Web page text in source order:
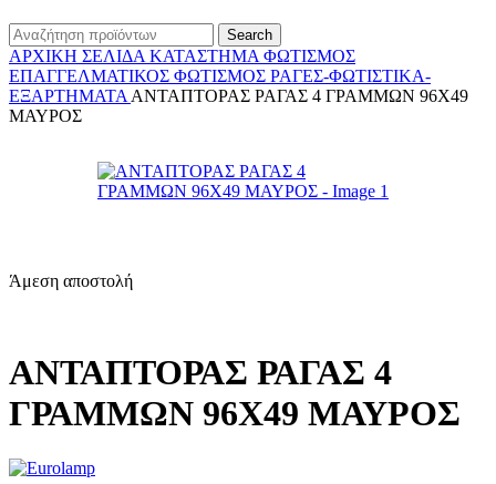
Search
ΑΡΧΙΚΉ ΣΕΛΊΔΑ ΚΑΤΆΣΤΗΜΑ ΦΩΤΙΣΜΌΣ
ΕΠΑΓΓΕΛΜΑΤΙΚΟΣ ΦΩΤΙΣΜΌΣ ΡΆΓΕΣ-ΦΩΤΙΣΤΙΚΆ-
ΕΞΑΡΤΉΜΑΤΑ ΑΝΤΑΠΤΟΡΑΣ ΡΑΓΑΣ 4 ΓΡΑΜΜΩΝ 96X49
ΜΑΥΡΟΣ
Άμεση αποστολή
ΑΝΤΑΠΤΟΡΑΣ ΡΑΓΑΣ 4
ΓΡΑΜΜΩΝ 96X49 ΜΑΥΡΟΣ